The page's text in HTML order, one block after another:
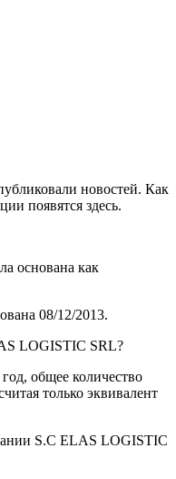
новостей. Как
появятся здесь.
основана как
08/12/2013.
LOGISTIC SRL?
общее количество
только эквивалент
S.C ELAS LOGISTIC